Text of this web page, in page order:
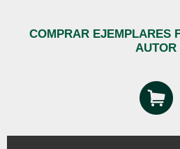
COMPRAR EJEMPLARES
AUTOR